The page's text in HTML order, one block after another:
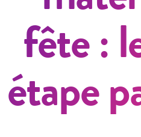
fête :
étape